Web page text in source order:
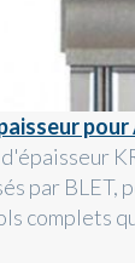
pour
par BLET,
complets